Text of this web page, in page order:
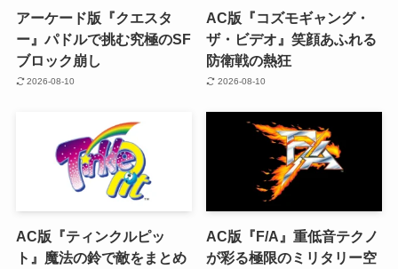
アーケード版『クエスタ
ー』パドルで挑む究極のSF
ブロック崩し
2026-08-10
AC版『コズモギャング・
ザ・ビデオ』笑顔あふれる
防衛戦の熱狂
2026-08-10
AC版『ティンクルピッ
ト』魔法の鈴で敵をまとめ
AC版『F/A』重低音テクノ
が彩る極限のミリタリー空